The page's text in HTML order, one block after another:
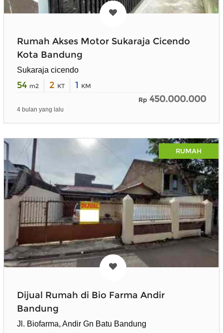
Rumah Akses Motor Sukaraja Cicendo
Kota Bandung
Sukaraja cicendo
54 m2 2 KT 1 KM
Rp 450.000.000
4 bulan yang lalu
RUMAH
Dijual Rumah di Bio Farma Andir
Bandung
Jl. Biofarma, Andir Gn Batu Bandung